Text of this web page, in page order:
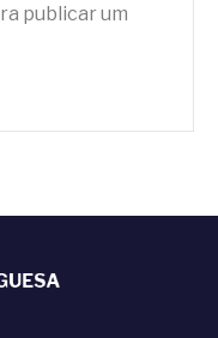
publicar um